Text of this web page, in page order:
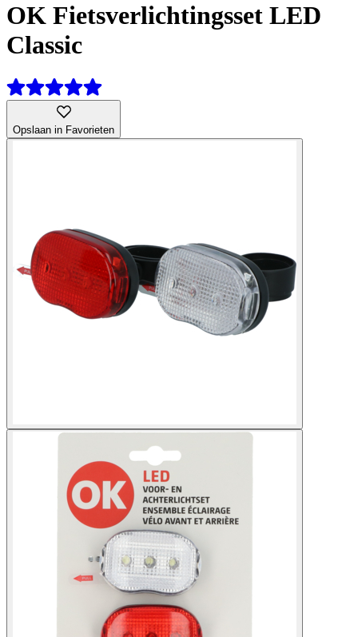
OK Fietsverlichtingsset LED
Classic
Opslaan in Favorieten